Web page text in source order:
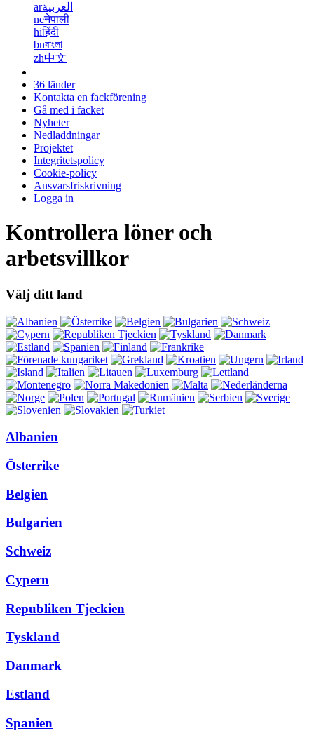
arالعربية
neनेपाली
hiहिंदी
bnবাংলা
zh中文
36 länder
Kontakta en fackförening
Gå med i facket
Nyheter
Nedladdningar
Projektet
Integritetspolicy
Cookie-policy
Ansvarsfriskrivning
Logga in
Kontrollera löner och
arbetsvillkor
Välj ditt land
Albanien
Österrike
Belgien
Bulgarien
Schweiz
Cypern
Republiken Tjeckien
Tyskland
Danmark
Estland
Spanien